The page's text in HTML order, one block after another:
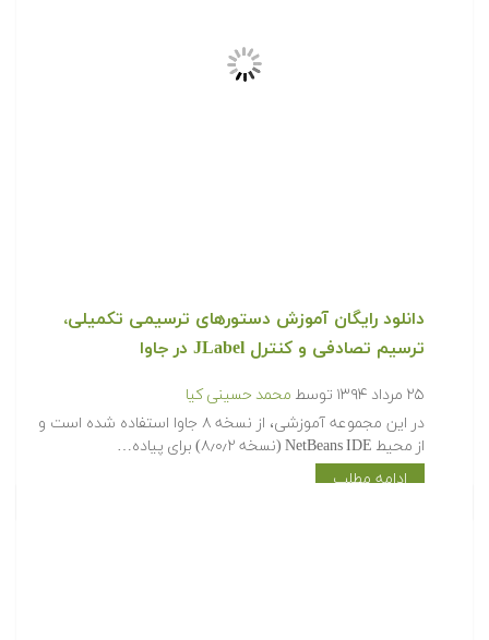
ترسیم تصادفی و کنترل JLabel در جاوا
۲۵ مرداد ۱۳۹۴ توسطمحمد حسینی کیا